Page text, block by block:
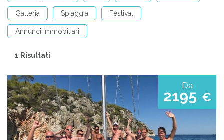
Galleria Spiaggia Festival
Annunci immobiliari
1 Risultati
Da
2195 €